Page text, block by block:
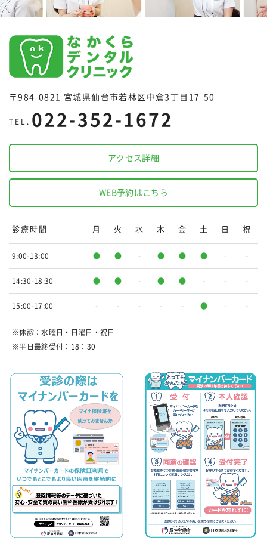
〒984-0821 宮城県仙台市若林区中倉3丁目17-50
TEL. 022-352-1672
アクセス詳細
WEB予約はこちら
診療時間 月 火 水 木 金 土 日 祝
9:00-13:00 ● ● - ● ● ● - -
14:30-18:30 ● ● - ● ● - - -
15:00-17:00 - - - - - ● - -
※休診：水曜日・日曜日・祝日
※平日最終受付：18：30